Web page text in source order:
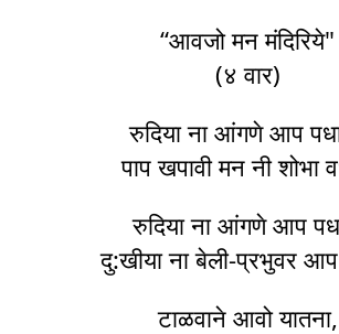
“आवजो मन मंदिरिये"
(४ वार)
रुदिया ना आंगणे आप
पाप खपावी मन नी शोभा
रुदिया ना आंगणे आप
दु:खीया ना बेली-प्रभुवर आप
टाळवाने आवो यातना,